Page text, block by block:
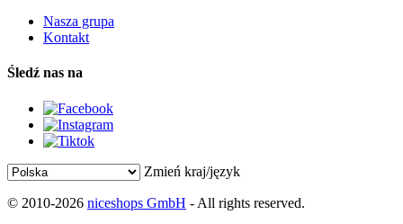
Nasza grupa
Kontakt
Śledź nas na
Zmień kraj/język
© 2010-2026 niceshops GmbH - All rights reserved.